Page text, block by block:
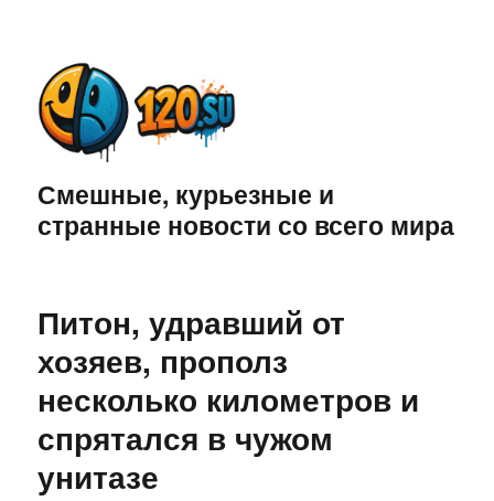
Смешные, курьезные и
странные новости со всего мира
Питон, удравший от
хозяев, прополз
несколько километров и
спрятался в чужом
унитазе